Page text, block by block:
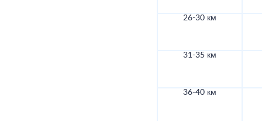
26-30 км
31-35 км
36-40 км